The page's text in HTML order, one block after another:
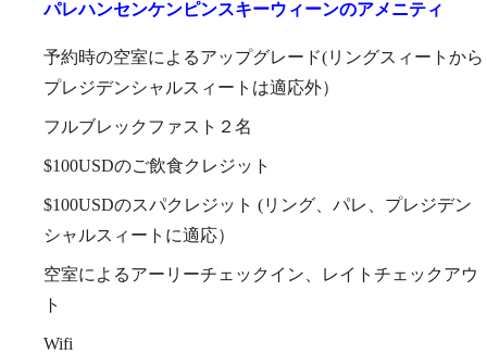
パレハンセンケンピンスキーウィーンのアメニティ
予約時の空室によるアップグレード(リングスィートから
プレジデンシャルスィートは適応外）
フルブレックファスト２名
$100USDのご飲食クレジット
$100USDのスパクレジット (リング、パレ、プレジデン
シャルスィートに適応）
空室によるアーリーチェックイン、レイトチェックアウ
ト
Wifi